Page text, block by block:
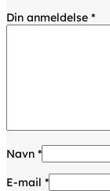
Din anmeldelse *
Navn *
E-mail *